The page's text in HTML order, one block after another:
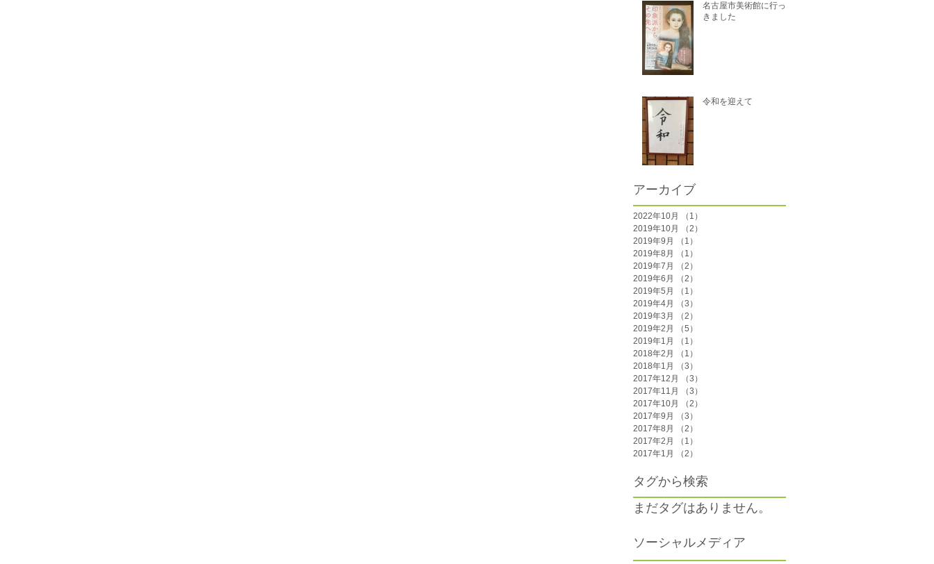
名古屋市美術館に行って
きました
令和を迎えて
アーカイブ
2022年10月 （1）
2019年10月
（2）
2019年9月
（1）
2019年8月
（1）
2019年7月
（2）
2019年6月
（2）
2019年5月
（1）
2019年4月
（3）
2019年3月
（2）
2019年2月
（5）
2019年1月
（1）
2018年2月
（1）
2018年1月
（3）
2017年12月
（3）
2017年11月
（3）
2017年10月
（2）
2017年9月
（3）
2017年8月
（2）
2017年2月
（1）
2017年1月
（2）
タグから検索
まだタグはありません。
ソーシャルメディア